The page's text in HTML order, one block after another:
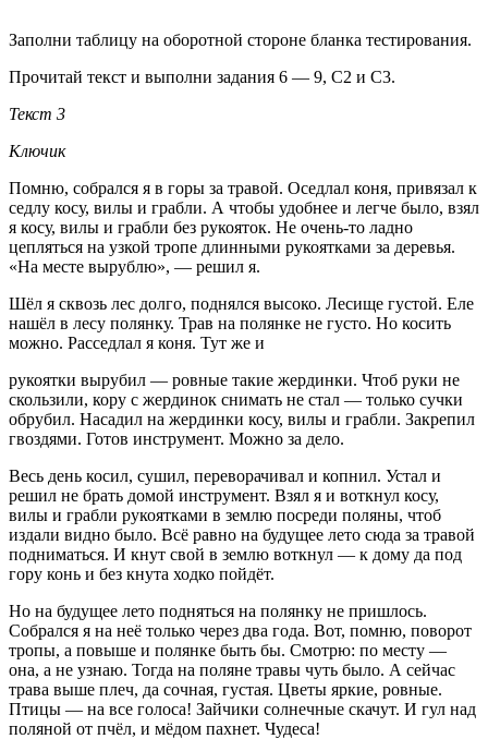
Заполни таблицу на оборотной стороне бланка тестирования.
Прочитай текст и выполни задания 6 — 9, С2 и С3.
Текст 3
Ключик
Помню, собрался я в горы за травой. Оседлал коня, привязал к
седлу косу, вилы и грабли. А чтобы удобнее и легче было, взял
я косу, вилы и грабли без рукояток. Не очень-то ладно
цепляться на узкой тропе длинными рукоятками за деревья.
«На месте вырублю», — решил я.
Шёл я сквозь лес долго, поднялся высоко. Лесище густой. Еле
нашёл в лесу полянку. Трав на полянке не густо. Но косить
можно. Расседлал я коня. Тут же и
рукоятки вырубил — ровные такие жердинки. Чтоб руки не
скользили, кору с жердинок снимать не стал — только сучки
обрубил. Насадил на жердинки косу, вилы и грабли. Закрепил
гвоздями. Готов инструмент. Можно за дело.
Весь день косил, сушил, переворачивал и копнил. Устал и
решил не брать домой инструмент. Взял я и воткнул косу,
вилы и грабли рукоятками в землю посреди поляны, чтоб
издали видно было. Всё равно на будущее лето сюда за травой
подниматься. И кнут свой в землю воткнул — к дому да под
гору конь и без кнута ходко пойдёт.
Но на будущее лето подняться на полянку не пришлось.
Собрался я на неё только через два года. Вот, помню, поворот
тропы, а повыше и полянке быть бы. Смотрю: по месту —
она, а не узнаю. Тогда на поляне травы чуть было. А сейчас
трава выше плеч, да сочная, густая. Цветы яркие, ровные.
Птицы — на все голоса! Зайчики солнечные скачут. И гул над
поляной от пчёл, и мёдом пахнет. Чудеса!